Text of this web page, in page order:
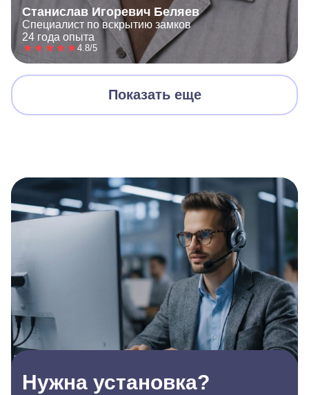
Станислав Игоревич Беляев
Специалист по вскрытию замков
24 года опыта
4.8/5
Показать еще
Нужна установка?